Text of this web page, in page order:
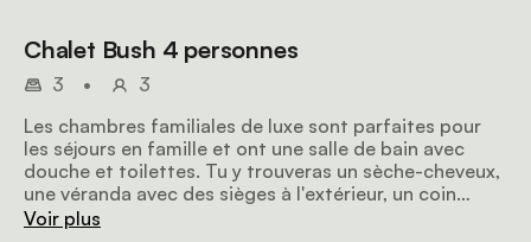
Chalet Bush 4 personnes
3 •
3
Les chambres familiales de luxe sont parfaites pour
les séjours en famille et ont une salle de bain avec
douche et toilettes. Tu y trouveras un sèche-cheveux,
une véranda avec des sièges à l'extérieur, un coin
café/thé et un mini-bar.
Voir plus